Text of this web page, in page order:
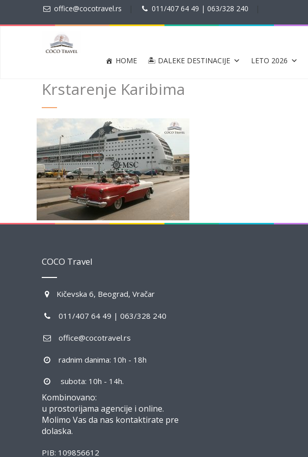
office@cocotravel.rs 011/407 64 49 | 063/328 240
HOME 🏝 DALEKE DESTINACIJE LETO 2026
Krstarenje Karibima
COCO Travel
Kičevska 6, Beograd, Vračar
011/407 64 49 | 063/328 240
office@cocotravel.rs
radnim danima: 10h - 18h
subota: 10h - 14h.
Kombinovano:
u prostorijama agencije i online.
Molimo Vas da nas kontaktirate pre
dolaska.
PIB: 109856612